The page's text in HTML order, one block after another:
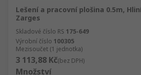
Lešení a pracovní plošina 0.5m,
Zarges
Skladové číslo RS 175-649
Výrobní číslo 100305
Mezisoučet (1 jednotka)
3 113,88 Kč(bez DPH)
Množství